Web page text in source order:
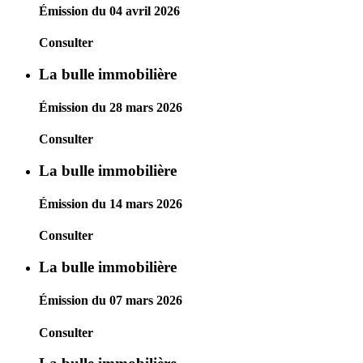
Émission du 04 avril 2026
Consulter
La bulle immobilière
Émission du 28 mars 2026
Consulter
La bulle immobilière
Émission du 14 mars 2026
Consulter
La bulle immobilière
Émission du 07 mars 2026
Consulter